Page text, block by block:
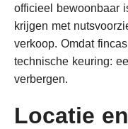
officieel bewoonbaar
krijgen met
verkoop. Omdat
technische keuring:
verbergen.
Locatie